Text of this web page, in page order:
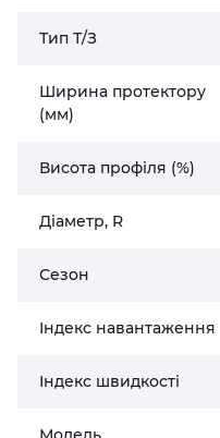
Тип Т/З
Ширина протектору
(мм)
Висота профіля (%)
Діаметр, R
Сезон
Індекс навантаження
Індекс швидкості